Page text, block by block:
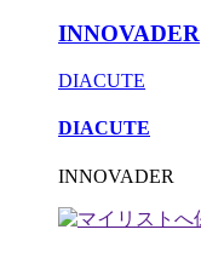
INNOVADER
DIACUTE
DIACUTE
INNOVADER